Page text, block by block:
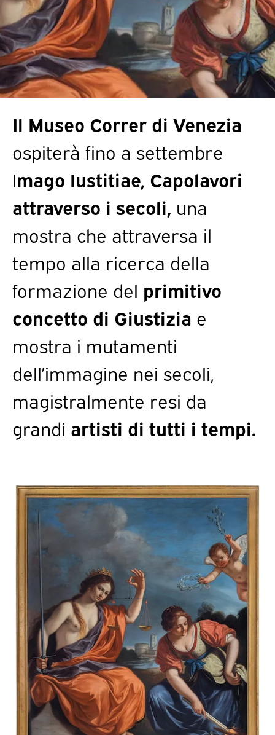
Il Museo Correr di Venezia
ospiterà fino a settembre
Imago Iustitiae, Capolavori
attraverso i secoli, una
mostra che attraversa il
tempo alla ricerca della
formazione del primitivo
concetto di Giustizia e
mostra i mutamenti
dell’immagine nei secoli,
magistralmente resi da
grandi artisti di tutti i tempi.